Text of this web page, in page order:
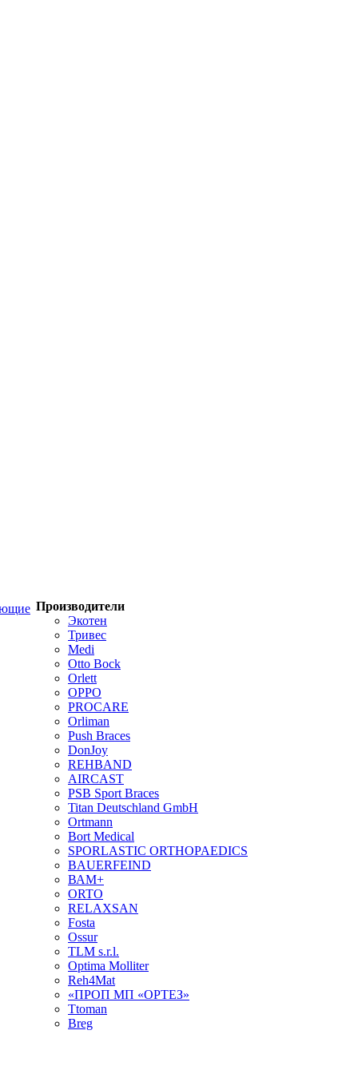
Производители
Экотен
Тривес
Medi
Otto Bock
Orlett
OPPO
PROCARE
Orliman
Push Braces
DonJoy
REHBAND
AIRCAST
PSB Sport Braces
Titan Deutschland GmbH
Ortmann
Bort Medical
SPORLASTIC ORTHOPAEDICS
BAUERFEIND
ВАМ+
ORTO
RELAXSAN
Fosta
Ossur
TLM s.r.l.
Optima Molliter
Reh4Mat
«ПРОП МП «ОРТЕЗ»
Ttoman
Breg